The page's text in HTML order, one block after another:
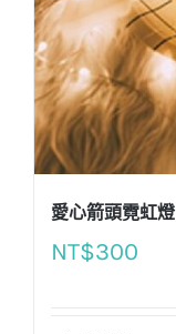
愛心箭頭霓虹燈
NT$300